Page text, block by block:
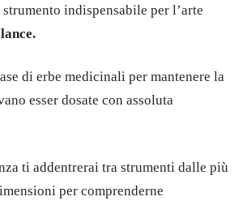
indispensabile per l’arte
di erbe medicinali per mantenere la
esser dosate con assoluta
ti addentrerai tra strumenti dalle più
per comprenderne